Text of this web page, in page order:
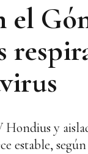
el
Hondius y
estable,